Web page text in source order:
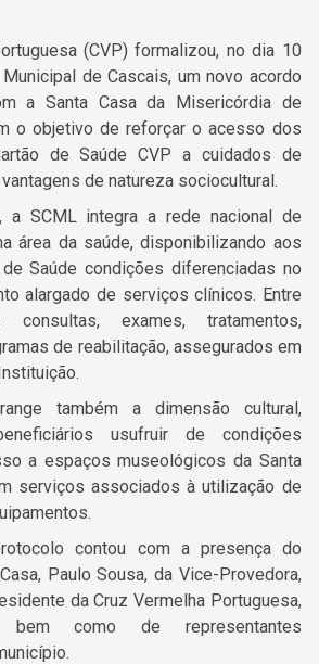
(CVP) formalizou, no dia 10
de Cascais, um novo acordo
a Santa Casa da Misericórdia de
o objetivo de reforçar o acesso dos
de Saúde CVP a cuidados de
de natureza sociocultural.
a SCML integra a rede nacional de
área da saúde, disponibilizando aos
Saúde condições diferenciadas no
alargado de serviços clínicos. Entre
consultas, exames, tratamentos,
de reabilitação, assegurados em
também a dimensão cultural,
usufruir de condições
a espaços museológicos da Santa
serviços associados à utilização de
contou com a presença do
Paulo Sousa, da Vice-Provedora,
da Cruz Vermelha Portuguesa,
como de representantes